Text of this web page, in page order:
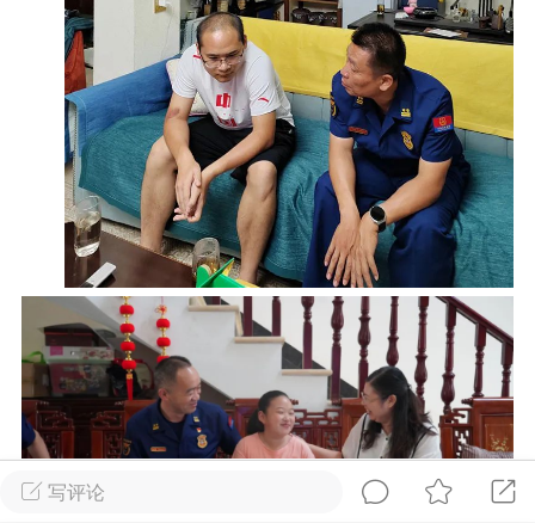
问答 闲谈 服务
Lv 6
28 17:58
电脑端 公开内容
，我来了
0 2.67w
生活在线
VIP 7
28 12:59
电脑端 公开内容
：街巷间的爽滑滋味
山街巷，米线摊前已排起长队。老板娘
有的米线放进沸水，“米线要选白亮柔韧
写评论